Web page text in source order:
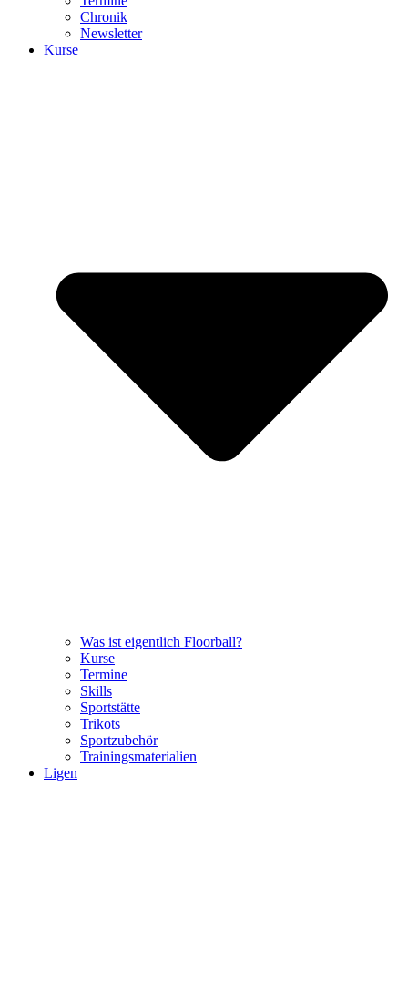
Chronik
Newsletter
Kurse
Was ist eigentlich Floorball?
Kurse
Termine
Skills
Sportstätte
Trikots
Sportzubehör
Trainingsmaterialien
Ligen